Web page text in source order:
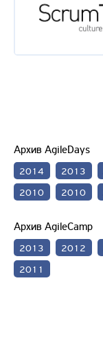
Архив AgileDays
2014 2013
2010
2010
Архив AgileCamp
2013 2012
2011